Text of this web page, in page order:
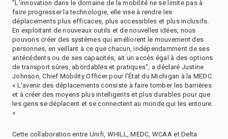
"L'innovation dans le domaine de la mobilité ne se limite pas à
faire progresser la technologie, elle vise à rendre les
déplacements plus efficaces, plus accessibles et plus inclusifs.
En exploitant de nouveaux outils et de nouvelles idées, nous
pouvons créer des systèmes qui améliorent le mouvement des
personnes, en veillant à ce que chacun, indépendamment de ses
antécédents ou de ses capacités, ait un accès égal à des options
de transport sûres, abordables et pratiques", a déclaré Justine
Johnson, Chief Mobility Officer pour l'État du Michigan à la MEDC.
« L'avenir des déplacements consiste à faire tomber les barrières
et à créer des moyens plus intelligents et plus durables pour que
les gens se déplacent et se connectent au monde qui les entoure.
»
Cette collaboration entre Unifi, WHILL, MEDC, WCAA et Delta